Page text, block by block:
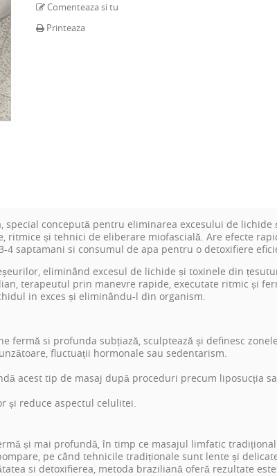
Comenteaza si tu
Printeaza
special concepută pentru eliminarea excesului de
și tehnici de eliberare miofascială. Are efecte
saptamani si consumul de apa pentru o detoxifiere
eliminând excesul de lichide și toxinele din
terapeutul prin manevre rapide, executate ritmic și
in exces și eliminându-l din organism.
fermă si profunda subțiază, sculptează și definesc
fluctuații hormonale sau sedentarism.
acest tip de masaj după proceduri precum liposucția
și reduce aspectul celulitei.
și mai profundă, în timp ce masajul limfatic
pe când tehnicile tradiționale sunt lente și
si detoxifierea, metoda braziliană oferă rezultate